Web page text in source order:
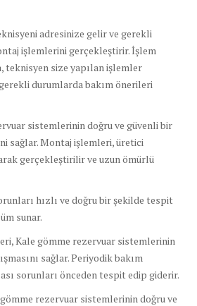
adresinize gelir ve gerekli
işlemlerini gerçekleştirir. İşlem
teknisyen size yapılan işlemler
durumlarda bakım önerileri
sistemlerinin doğru ve güvenli bir
sağlar. Montaj işlemleri, üretici
gerçekleştirilir ve uzun ömürlü
hızlı ve doğru bir şekilde tespit
sunar.
Kale gömme rezervuar sistemlerinin
sağlar. Periyodik bakım
sorunları önceden tespit edip giderir.
gömme rezervuar sistemlerinin doğru ve